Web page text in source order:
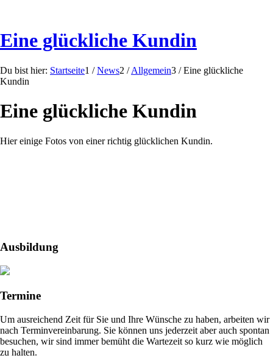
Eine glückliche Kundin
Du bist hier: Startseite1 / News2 / Allgemein3 / Eine glückliche
Kundin
Eine glückliche Kundin
Hier einige Fotos von einer richtig glücklichen Kundin.
Ausbildung
Termine
Um ausreichend Zeit für Sie und Ihre Wünsche zu haben, arbeiten wir
nach Terminvereinbarung. Sie können uns jederzeit aber auch spontan
besuchen, wir sind immer bemüht die Wartezeit so kurz wie möglich
zu halten.